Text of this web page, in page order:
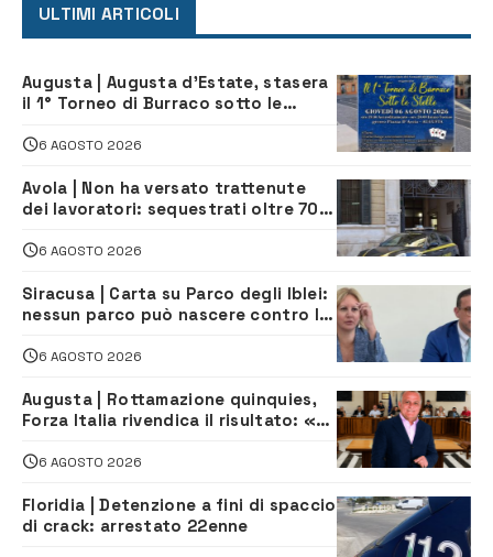
ULTIMI ARTICOLI
Augusta | Augusta d’Estate, stasera
il 1° Torneo di Burraco sotto le
6 AGOSTO 2026
Avola | Non ha versato trattenute
dei lavoratori: sequestrati oltre 700
climatizzazione
6 AGOSTO 2026
Siracusa | Carta su Parco degli Iblei:
nessun parco può nascere contro le
6 AGOSTO 2026
Augusta | Rottamazione quinquies,
Forza Italia rivendica il risultato: «La
6 AGOSTO 2026
Floridia | Detenzione a fini di spaccio
di crack: arrestato 22enne